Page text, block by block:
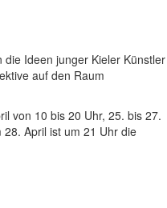
die Ideen junger Kieler Künstler
auf den Raum
von 10 bis 20 Uhr, 25. bis 27.
April ist um 21 Uhr die